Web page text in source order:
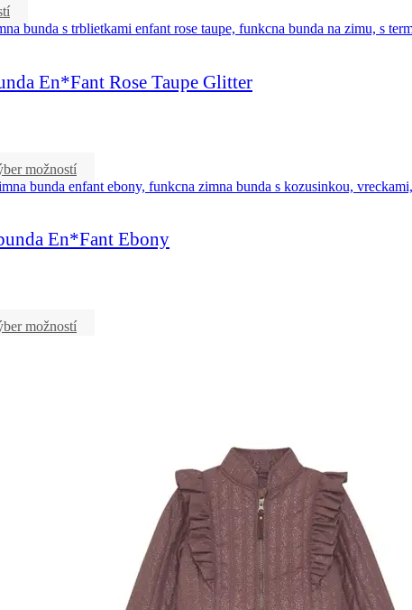
En*Fant Rose Taupe Glitter
možností
En*Fant Ebony
možností